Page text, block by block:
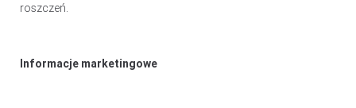
roszczeń.
Informacje marketingowe